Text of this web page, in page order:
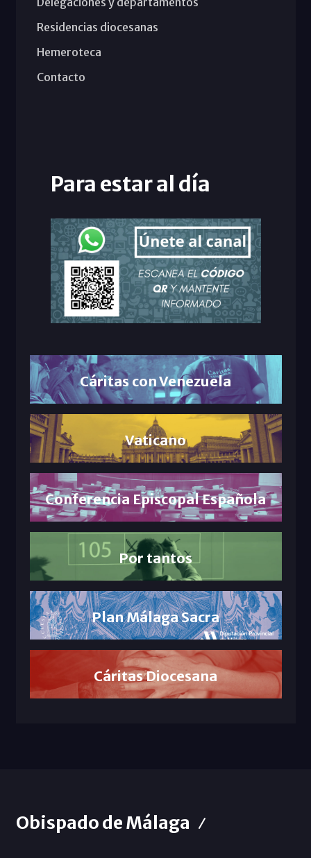
Residencias diocesanas
Hemeroteca
Contacto
Para estar al día
Cáritas con Venezuela
Vaticano
Conferencia Episcopal Española
Por tantos
Plan Málaga Sacra
Cáritas Diocesana
Obispado de Málaga